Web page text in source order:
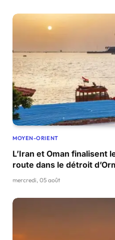
MOYEN-ORIENT
L’Iran et Oman finalisent
route dans le détroit
mercredi, 05 août